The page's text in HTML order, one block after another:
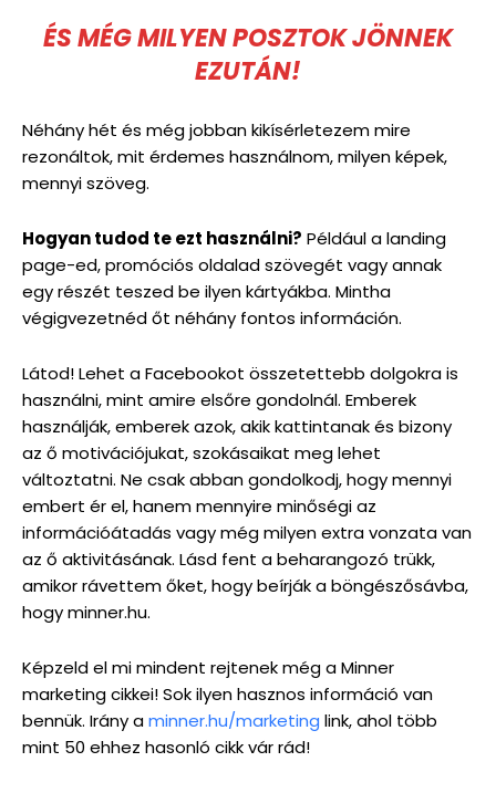
ÉS MÉG MILYEN POSZTOK JÖNNEK
EZUTÁN!
Néhány hét és még jobban kikísérletezem mire
rezonáltok, mit érdemes használnom, milyen képek,
mennyi szöveg.
Hogyan tudod te ezt használni? Például a landing
page-ed, promóciós oldalad szövegét vagy annak
egy részét teszed be ilyen kártyákba. Mintha
végigvezetnéd őt néhány fontos információn.
Látod! Lehet a Facebookot összetettebb dolgokra is
használni, mint amire elsőre gondolnál. Emberek
használják, emberek azok, akik kattintanak és bizony
az ő motivációjukat, szokásaikat meg lehet
változtatni. Ne csak abban gondolkodj, hogy mennyi
embert ér el, hanem mennyire minőségi az
információátadás vagy még milyen extra vonzata van
az ő aktivitásának. Lásd fent a beharangozó trükk,
amikor rávettem őket, hogy beírják a böngészősávba,
hogy minner.hu.
Képzeld el mi mindent rejtenek még a Minner
marketing cikkei! Sok ilyen hasznos információ van
bennük. Irány aminner.hu/marketing link, ahol több
mint 50 ehhez hasonló cikk vár rád!